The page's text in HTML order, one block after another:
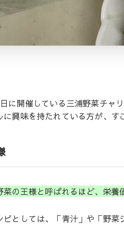
に開催している三浦野菜チャ
に興味を持たれている方が、
菜の王様と呼ばれるほど、栄養
としては、「青汁」や「野菜